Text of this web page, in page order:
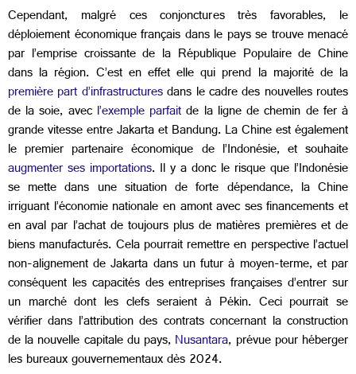
Cependant, malgré ces conjonctures très favorables, le
déploiement économique français dans le pays se trouve menacé
par l’emprise croissante de la République Populaire de Chine
dans la région. C’est en effet elle qui prend la majorité de la
première part d’infrastructuresdans le cadre des nouvelles routes
de la soie, avec l’exemple parfaitde la ligne de chemin de fer à
grande vitesse entre Jakarta et Bandung. La Chine est également
le premier partenaire économique de l’Indonésie, et souhaite
augmenter ses importations. Il y a donc le risque que l’Indonésie
se mette dans une situation de forte dépendance, la Chine
irriguant l’économie nationale en amont avec ses financements et
en aval par l’achat de toujours plus de matières premières et de
biens manufacturés. Cela pourrait remettre en perspective l’actuel
non-alignement de Jakarta dans un futur à moyen-terme, et par
conséquent les capacités des entreprises françaises d’entrer sur
un marché dont les clefs seraient à Pékin. Ceci pourrait se
vérifier dans l’attribution des contrats concernant la construction
de la nouvelle capitale du pays,Nusantara, prévue pour héberger
les bureaux gouvernementaux dès 2024.